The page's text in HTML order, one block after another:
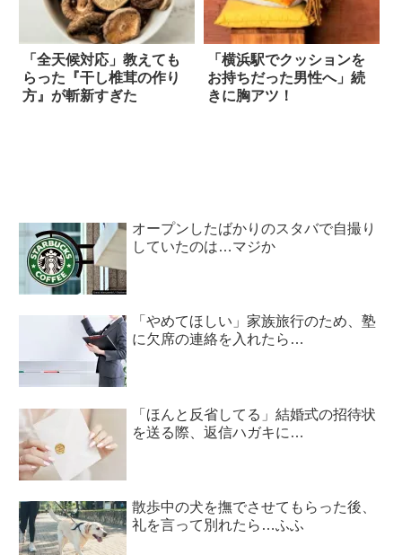
「全天候対応」教えても
らった『干し椎茸の作り
方』が斬新すぎた
「横浜駅でクッションを
お持ちだった男性へ」続
きに胸アツ！
オープンしたばかりのスタバで自撮り
していたのは…マジか
「やめてほしい」家族旅行のため、塾
に欠席の連絡を入れたら…
「ほんと反省してる」結婚式の招待状
を送る際、返信ハガキに…
散歩中の犬を撫でさせてもらった後、
礼を言って別れたら…ふふ